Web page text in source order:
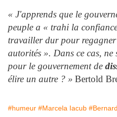
« J'apprends que le
peuple a « trahi la
travailler dur pour
autorités ». Dans ce cas,
pour le gouvernement de
élire un autre ? » Bertold
#humeur #Marcela Iacub